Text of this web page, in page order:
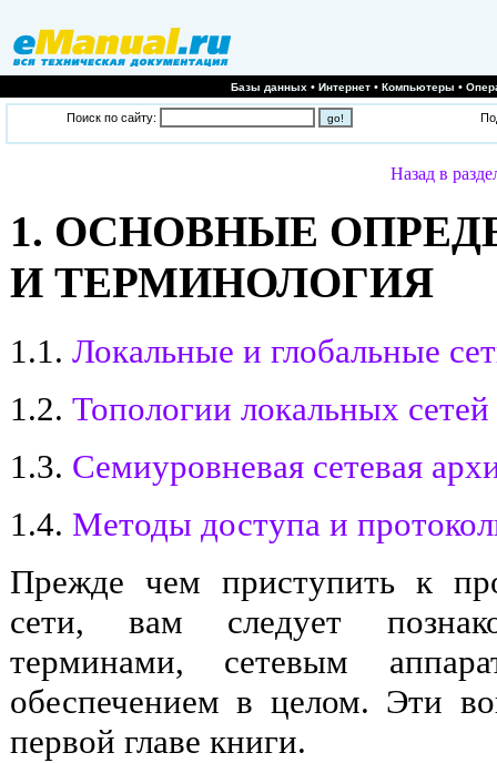
Базы данных • Интернет • Компьютеры •
Поиск по сайту:
Назад в
1. ОСНОВНЫЕ
И ТЕРМИНОЛОГИЯ
1.1. Локальные и глобальные
1.2. Топологии локальных
1.3. Семиуровневая сетевая
1.4. Методы доступа и
Прежде чем приступить к
сети, вам следует
терминами, сетевым
обеспечением в целом. Эти
первой главе книги.